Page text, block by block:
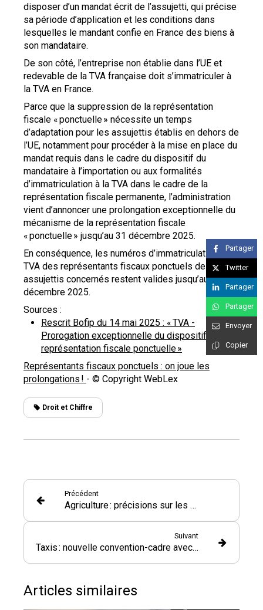
disposer d’un mandat écrit de l’assujetti, qui précise
sa période d’application et les conditions dans
lesquelles le mandant confie en France des biens à
son mandataire.
De son côté, l’entreprise non établie dans l’UE et
redevable de la TVA française doit s’immatriculer à
la TVA en France.
Parce que la suppression de la représentation
fiscale « ponctuelle » nécessite un temps
d’adaptation pour les assujettis établis en dehors de
l’UE, notamment pour procéder à la mise en place du
mandat requis dans le cadre du dispositif du
mandataire à l’importation ou aux formalités
d’immatriculation à la TVA dans le cadre de la
représentation fiscale permanente, l’administration
vient d’annoncer une prolongation exceptionnelle du
mécanisme de la représentation fiscale
« ponctuelle » jusqu’au 31 décembre 2025.
En conséquence, les numéros d’immatriculation à la
TVA des représentants fiscaux ponctuels des
assujettis concernés restent valides jusqu’au 31
décembre 2025.
Sources :
Rescrit Bofip du 14 mai 2025 : « TVA -
Prorogation exceptionnelle du dispositif de la
représentation fiscale ponctuelle »
Représentants fiscaux ponctuels : on joue les
prolongations ! - © Copyright WebLex
Droit et Chiffre
Précédent
Agriculture : précisions sur les aides écorégime
Suivant
Taxis : nouvelle convention-cadre avec l’assurance maladie
Articles similaires
Partager
Twitter
Partager
Partager
Envoyer
Copier